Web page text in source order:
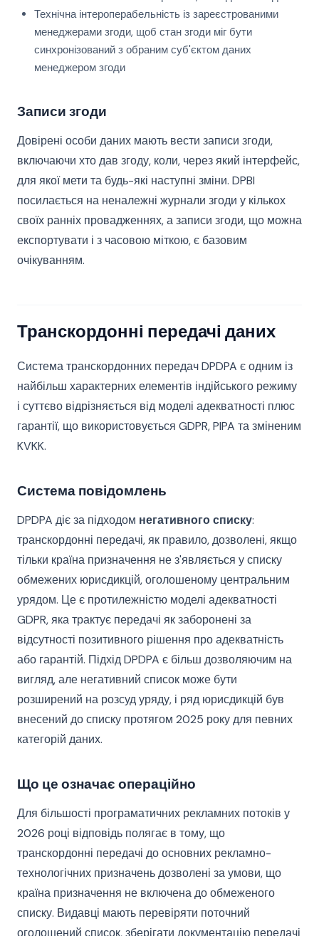
Технічна інтероперабельність із зареєстрованими
менеджерами згоди, щоб стан згоди міг бути
синхронізований з обраним суб'єктом даних
менеджером згоди
Записи згоди
Довірені особи даних мають вести записи згоди,
включаючи хто дав згоду, коли, через який інтерфейс,
для якої мети та будь-які наступні зміни. DPBI
посилається на неналежні журнали згоди у кількох
своїх ранніх провадженнях, а записи згоди, що можна
експортувати і з часовою міткою, є базовим
очікуванням.
Транскордонні передачі даних
Система транскордонних передач DPDPA є одним із
найбільш характерних елементів індійського режиму
і суттєво відрізняється від моделі адекватності плюс
гарантії, що використовується GDPR, PIPA та зміненим
KVKK.
Система повідомлень
DPDPA діє за підходом негативного списку:
транскордонні передачі, як правило, дозволені, якщо
тільки країна призначення не з'являється у списку
обмежених юрисдикцій, оголошеному центральним
урядом. Це є протилежністю моделі адекватності
GDPR, яка трактує передачі як заборонені за
відсутності позитивного рішення про адекватність
або гарантій. Підхід DPDPA є більш дозволяючим на
вигляд, але негативний список може бути
розширений на розсуд уряду, і ряд юрисдикцій був
внесений до списку протягом 2025 року для певних
категорій даних.
Що це означає операційно
Для більшості програматичних рекламних потоків у
2026 році відповідь полягає в тому, що
транскордонні передачі до основних рекламно-
технологічних призначень дозволені за умови, що
країна призначення не включена до обмеженого
списку. Видавці мають перевіряти поточний
оголошений список, зберігати документацію передачі